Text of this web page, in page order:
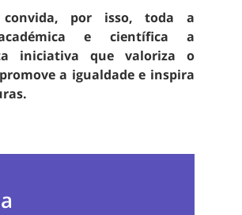
convida, por isso, toda a
e científica a
iniciativa que valoriza o
a igualdade e inspira